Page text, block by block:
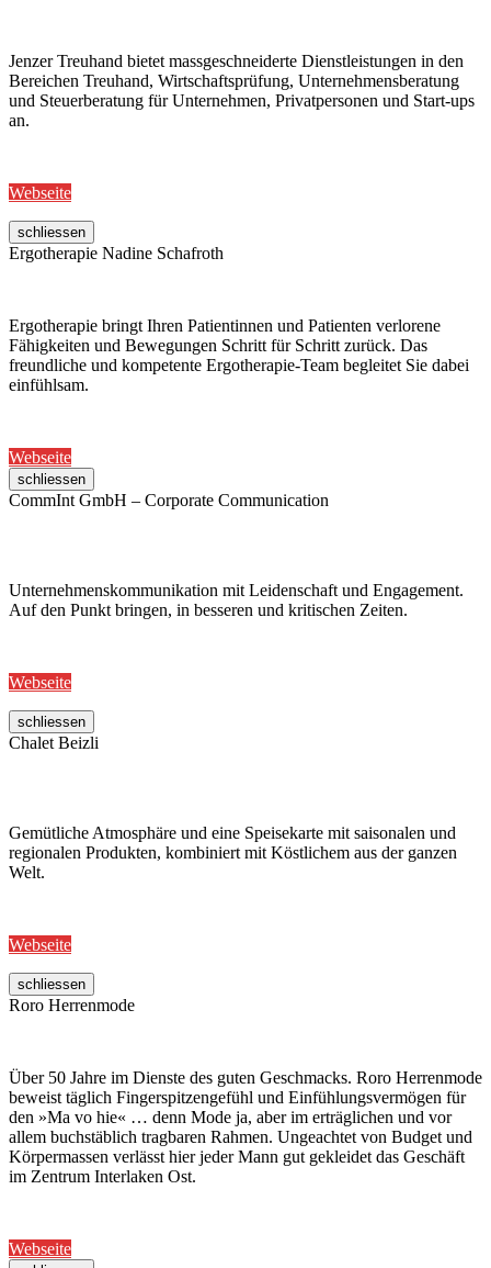
Jenzer Treuhand bietet massgeschneiderte Dienstleistungen in den
Bereichen Treuhand, Wirtschaftsprüfung, Unternehmensberatung
und Steuerberatung für Unternehmen, Privatpersonen und Start-ups
an.
Webseite
schliessen
Ergotherapie Nadine Schafroth
Ergotherapie bringt Ihren Patientinnen und Patienten verlorene
Fähigkeiten und Bewegungen Schritt für Schritt zurück. Das
freundliche und kompetente Ergotherapie-Team begleitet Sie dabei
einfühlsam.
Webseite
schliessen
CommInt GmbH – Corporate Communication
Unternehmenskommunikation mit Leidenschaft und Engagement.
Auf den Punkt bringen, in besseren und kritischen Zeiten.
Webseite
schliessen
Chalet Beizli
Gemütliche Atmosphäre und eine Speisekarte mit saisonalen und
regionalen Produkten, kombiniert mit Köstlichem aus der ganzen
Welt.
Webseite
schliessen
Roro Herrenmode
Über 50 Jahre im Dienste des guten Geschmacks. Roro Herrenmode
beweist täglich Fingerspitzengefühl und Einfühlungsvermögen für
den »Ma vo hie« … denn Mode ja, aber im erträglichen und vor
allem buchstäblich tragbaren Rahmen. Ungeachtet von Budget und
Körpermassen verlässt hier jeder Mann gut gekleidet das Geschäft
im Zentrum Interlaken Ost.
Webseite